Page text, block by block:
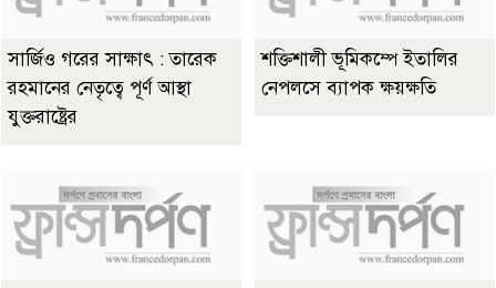
সার্জিও গরের সাক্ষাৎ : তারেক
রহমানের নেতৃত্বে পূর্ণ আস্থা
যুক্তরাষ্ট্রের
শক্তিশালী ভূমিকম্পে ইতালির
নেপলসে ব্যাপক ক্ষয়ক্ষতি